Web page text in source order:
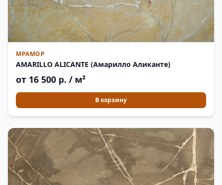
МРАМОР
AMARILLO ALICANTE (Амарилло Аликанте)
от 16 500 р. / м²
В корзину